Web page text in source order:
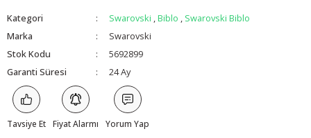
Kategori Swarovski ,Biblo , Swarovski Biblo
Marka
Swarovski
Stok Kodu
5692899
Garanti Süresi
24 Ay
Tavsiye Et Fiyat Alarmı Yorum Yap